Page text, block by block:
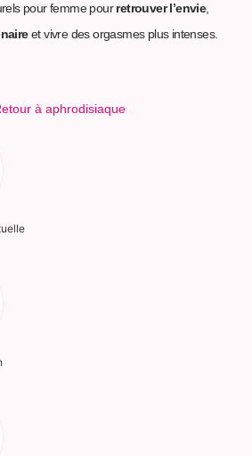
pour femme pourretrouver l’envie,
et vivre des orgasmes plus intenses.
à aphrodisiaque